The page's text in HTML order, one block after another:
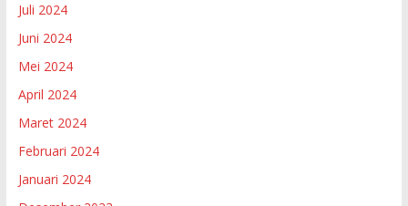
Juli 2024
Juni 2024
Mei 2024
April 2024
Maret 2024
Februari 2024
Januari 2024